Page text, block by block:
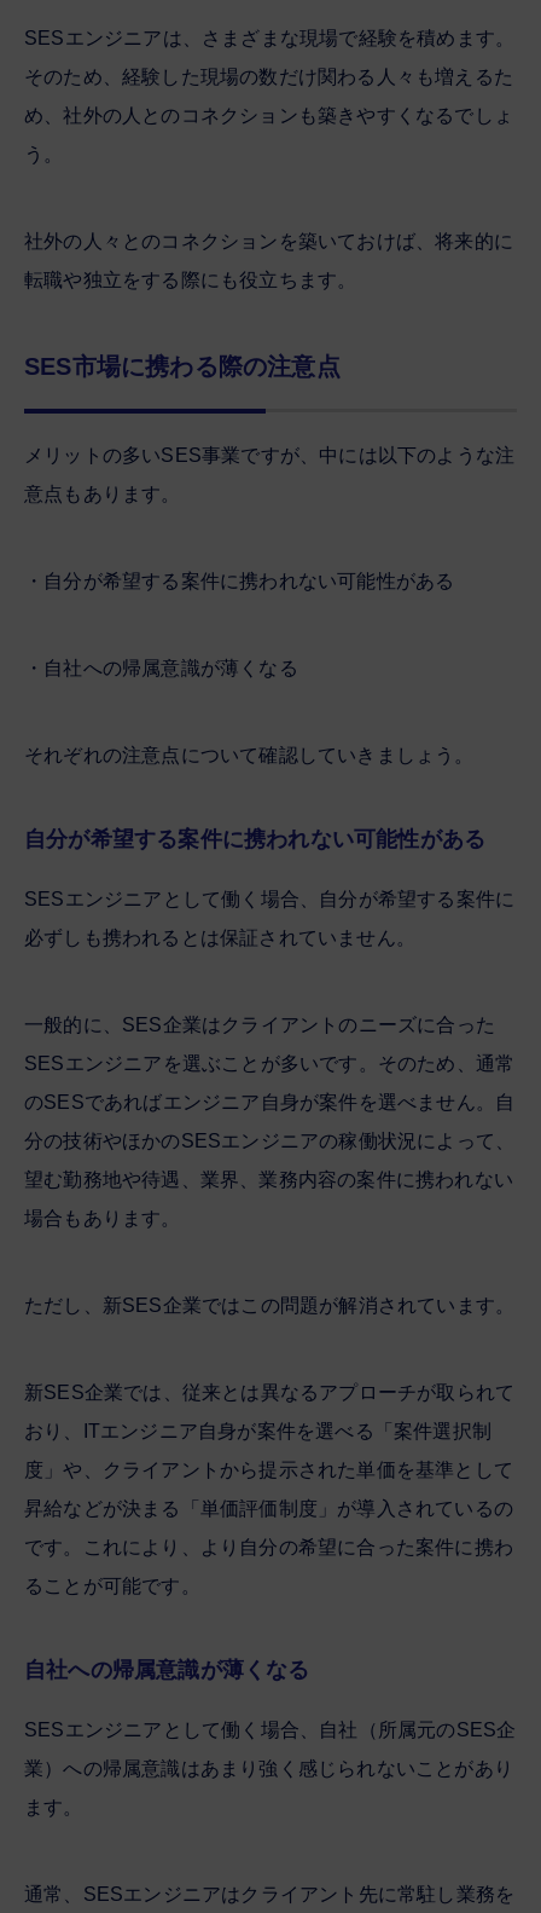
SESエンジニアは、さまざまな現場で経験を積めます。
そのため、経験した現場の数だけ関わる人々も増えるた
め、社外の人とのコネクションも築きやすくなるでしょ
う。
社外の人々とのコネクションを築いておけば、将来的に
転職や独立をする際にも役立ちます。
SES市場に携わる際の注意点
メリットの多いSES事業ですが、中には以下のような注
意点もあります。
・自分が希望する案件に携われない可能性がある
・自社への帰属意識が薄くなる
それぞれの注意点について確認していきましょう。
自分が希望する案件に携われない可能性がある
SESエンジニアとして働く場合、自分が希望する案件に
必ずしも携われるとは保証されていません。
一般的に、SES企業はクライアントのニーズに合った
SESエンジニアを選ぶことが多いです。そのため、通常
のSESであればエンジニア自身が案件を選べません。自
分の技術やほかのSESエンジニアの稼働状況によって、
望む勤務地や待遇、業界、業務内容の案件に携われない
場合もあります。
ただし、新SES企業ではこの問題が解消されています。
新SES企業では、従来とは異なるアプローチが取られて
おり、ITエンジニア自身が案件を選べる「案件選択制
度」や、クライアントから提示された単価を基準として
昇給などが決まる「単価評価制度」が導入されているの
です。これにより、より自分の希望に合った案件に携わ
ることが可能です。
自社への帰属意識が薄くなる
SESエンジニアとして働く場合、自社（所属元のSES企
業）への帰属意識はあまり強く感じられないことがあり
ます。
通常、SESエンジニアはクライアント先に常駐し業務を